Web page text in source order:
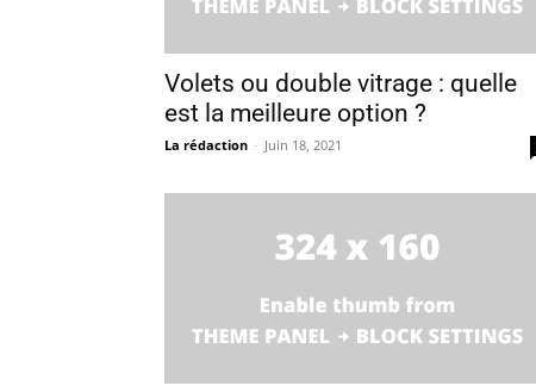
Volets ou double vitrage : quelle
est la meilleure option ?
La rédaction - Juin 18, 2021